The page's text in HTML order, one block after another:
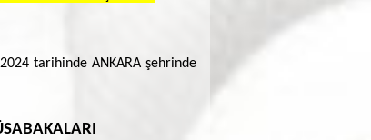
2024 tarihinde ANKARA şehrinde